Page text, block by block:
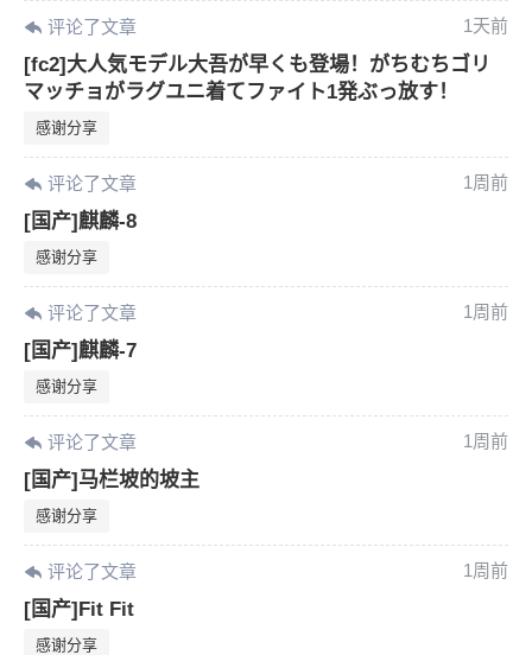
评论了文章 1天前
[fc2]大人気モデル大吾が早くも登場！がちむちゴリ
マッチョがラグユニ着てファイト1発ぶっ放す！
感谢分享
评论了文章 1周前
[国产]麒麟-8
感谢分享
评论了文章 1周前
[国产]麒麟-7
感谢分享
评论了文章 1周前
[国产]马栏坡的坡主
感谢分享
评论了文章 1周前
[国产]Fit Fit
感谢分享